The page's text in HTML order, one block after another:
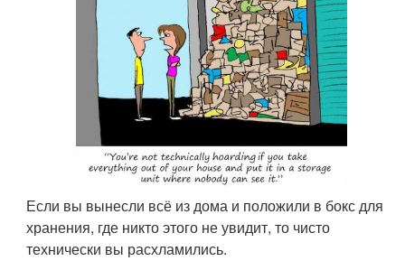
Если вы вынесли всё из дома и положили в бокс для
хранения, где никто этого не увидит, то чисто
технически вы расхламились.